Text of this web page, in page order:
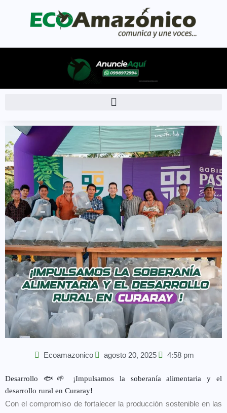
Ecoamazonico agosto 20, 2025 4:58 pm
Desarrollo 🐟🌱 ¡Impulsamos la soberanía alimentaria y el
desarrollo rural en Curaray!
Con el compromiso de fortalecer la producción sostenible en las